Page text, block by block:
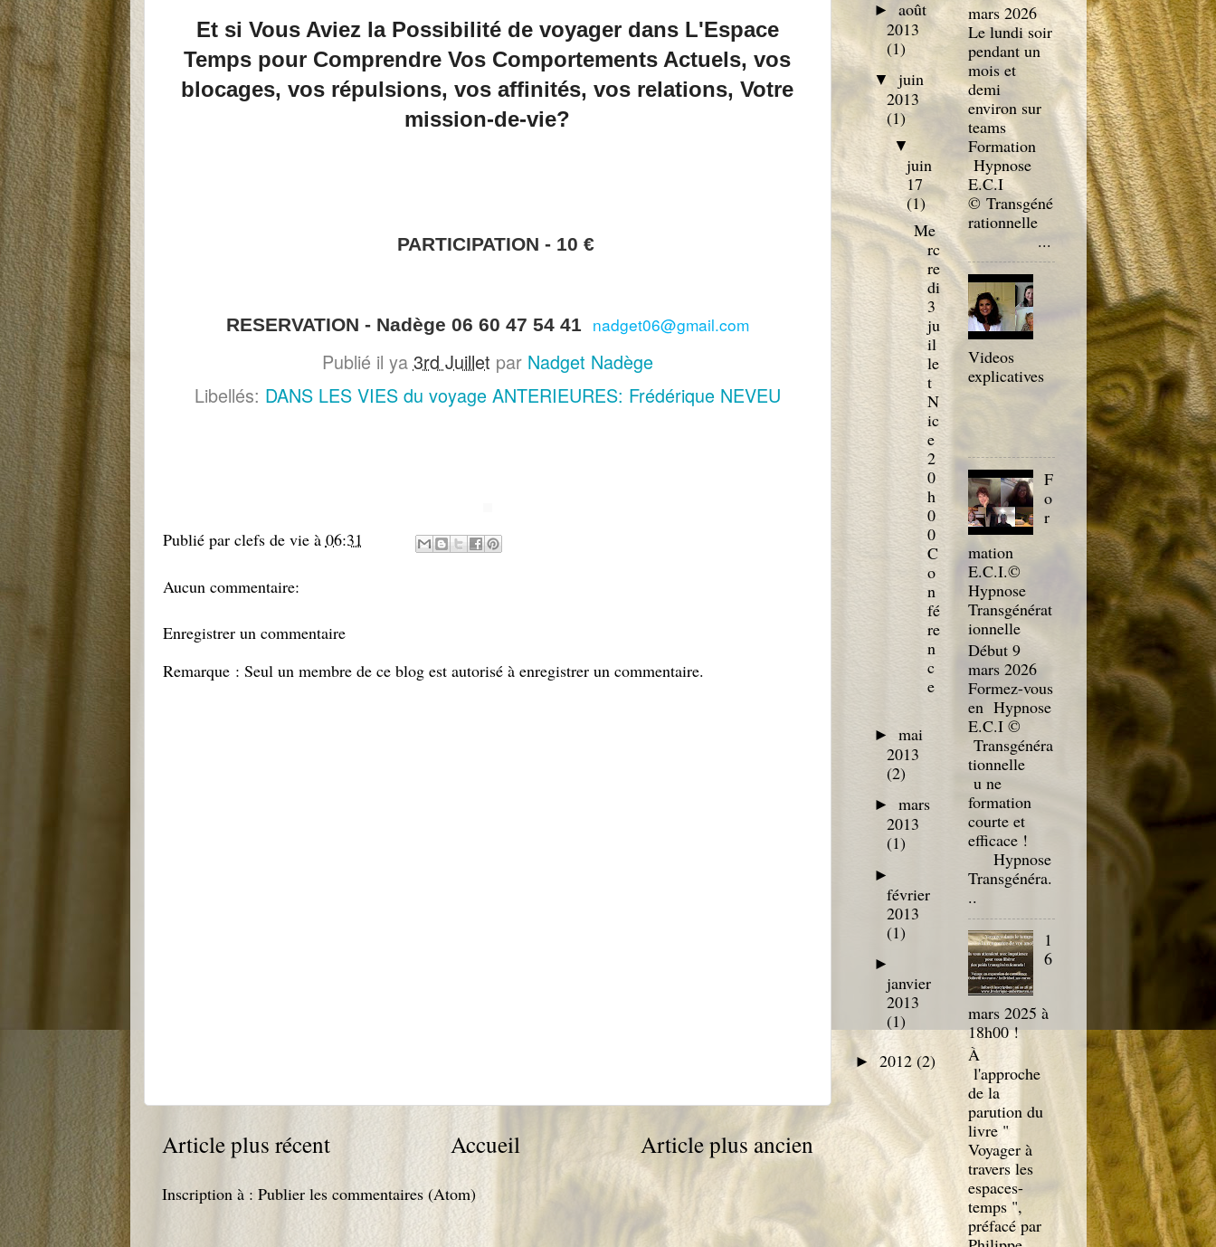
Et si Vous Aviez la Possibilité de voyager dans L'Espace
Temps pour Comprendre Vos Comportements Actuels, vos
blocages, vos répulsions, vos affinités, vos relations, Votre
mission-de-vie?
PARTICIPATION - 10 €
RESERVATION - Nadège 06 60 47 54 41 nadget06@gmail.com
Publié il ya 3rd Juillet par Nadget Nadège
Libellés: DANS LES VIES du voyage ANTERIEURES: Frédérique NEVEU
Publié par clefs de vie à 06:31
Aucun commentaire:
Enregistrer un commentaire
Remarque : Seul un membre de ce blog est autorisé à enregistrer un commentaire.
Article plus récent Article plus ancien
Accueil
Inscription à : Publier les commentaires (Atom)
►août
2013
(1)
▼juin
2013
(1)
▼
juin
17
(1)
Me
rc
re
di
3
ju
il
le
t
N
ic
e
2
0
h
0
0
C
o
n
fé
re
n
c
e
►mai
2013
(2)
►mars
2013
(1)
►
février
2013
(1)
►
janvier
2013
(1)
► 2012 (2)
mars 2026
Le lundi soir
pendant un
mois et
demi
environ sur
teams
Formation
Hypnose
E.C.I
© Transgéné
rationnelle
...
Videos
explicatives
F
o
r
mation
E.C.I.©
Hypnose
Transgénérat
ionnelle
Début 9
mars 2026
Formez-vous
en Hypnose
E.C.I ©
Transgénéra
tionnelle
u ne
formation
courte et
efficace !
Hypnose
Transgénéra.
..
1
6
mars 2025 à
18h00 !
À
l'approche
de la
parution du
livre "
Voyager à
travers les
espaces-
temps ",
préfacé par